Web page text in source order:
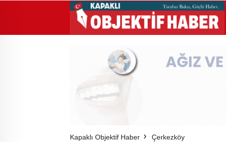
Kapaklı Objektif Haber Çerkezköy